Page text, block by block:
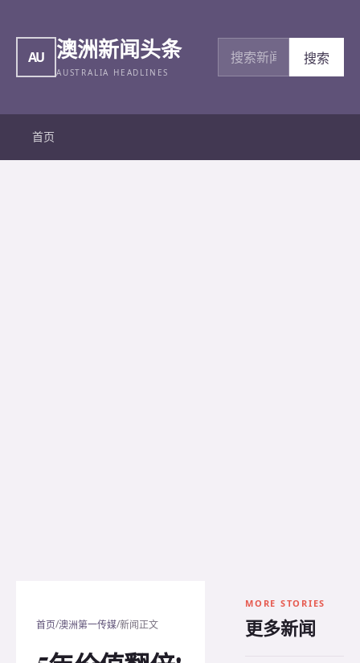
AU 澳洲新闻头条
AUSTRALIA HEADLINES
搜索新闻
搜索
首页
首页/澳洲第一传媒/新闻正文
MORE STORIES
更多新闻